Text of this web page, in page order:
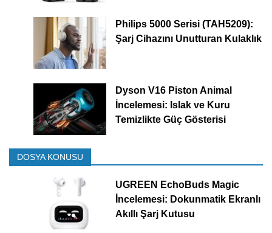
Philips 5000 Serisi (TAH5209):
Şarj Cihazını Unutturan Kulaklık
Dyson V16 Piston Animal
İncelemesi: Islak ve Kuru
Temizlikte Güç Gösterisi
DOSYA KONUSU
UGREEN EchoBuds Magic
İncelemesi: Dokunmatik Ekranlı
Akıllı Şarj Kutusu